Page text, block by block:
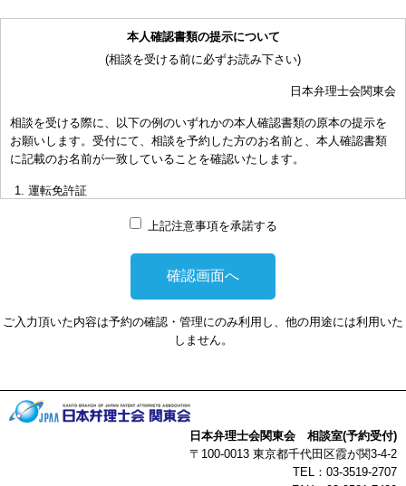
め、相談内容について、相談担当弁理士も当会も法的責任を負うもの
ではないことを予めご了承下さい。
お申し出により、相談担当弁理士に対して調査、出願等の相談事案を
依頼された場合には、通常の受任事件として有料となります。また、
その場合は、依頼者と弁理士個人との関係となり、当会は関与しませ
によって、また、特許事務所によって異なりますので、詳細は特許事
非対面型の相談はWEB会議システムを利用して実施します。WEB会
議システムを利用する事によって生じた不利益または損害に対して、
当会は、一切の責任を負い兼ねます。この点あらかじめご了承くださ
い。
本人確認書類の提示について
(相談を受ける前に必ずお読み下さい)
日本弁理士会関東会
相談を受ける際に、以下の例のいずれかの本人確認書類の原本の提示を
お願いします。受付にて、相談を予約した方のお名前と、本人確認書類
に記載のお名前が一致していることを確認いたします。
運転免許証
マイナンバーカード
本人確認書類を提示頂けない場合は、相談を受けることができません。
上記注意事項を承諾する
ご入力頂いた内容は予約の確認・管理にのみ利用し、他の用途には利用いた
しません。
日本弁理士会関東会 相談室(予約受付)
〒100-0013 東京都千代田区霞が関3-4-2
TEL：03-3519-2707